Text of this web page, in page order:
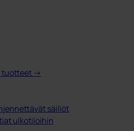
tuotteet →
säiliöt
ulkotiloihin